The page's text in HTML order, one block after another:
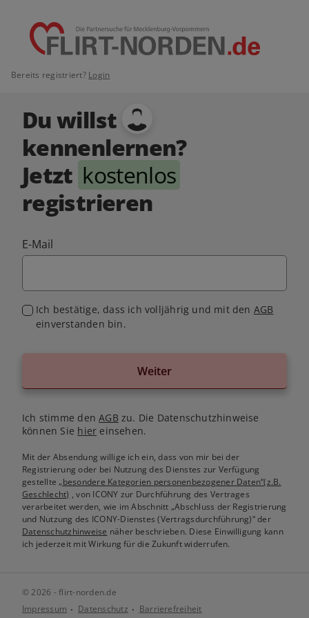
Bereits registriert? Login
Du willst
kennenlernen?
Jetzt kostenlos
registrieren
E-Mail
Ich bestätige, dass ich volljährig und mit den AGB
einverstanden bin.
Weiter
Ich stimme denAGB zu. Die Datenschutzhinweise
können Sie hier einsehen.
Mit der Absendung willige ich ein, dass von mir bei der
Registrierung oder bei Nutzung des Dienstes zur Verfügung
gestellte„besondere Kategorien personenbezogener Daten“(z.B.
Geschlecht) , von ICONY zur Durchführung des Vertrages
verarbeitet werden, wie im Abschnitt „Abschluss der Registrierung
und Nutzung des ICONY-Dienstes (Vertragsdurchführung)“ der
Datenschutzhinweise näher beschrieben. Diese Einwilligung kann
ich jederzeit mit Wirkung für die Zukunft widerrufen.
© 2026 - flirt-norden.de
Impressum
Datenschutz Barrierefreiheit